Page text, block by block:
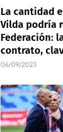
La cantidad
Vilda podría
Federación:
contrato,
06/09/2023